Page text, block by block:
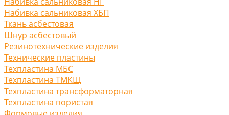
Набивка сальниковая ХБП
Ткань асбестовая
Шнур асбестовый
Резинотехнические изделия
Технические пластины
Техпластина МБС
Техпластина ТМКЩ
Техпластина трансформаторная
Техпластина пористая